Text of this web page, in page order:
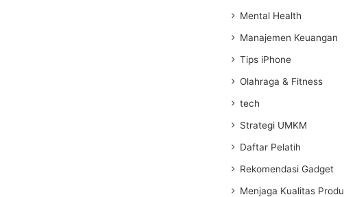
Mental Health
Manajemen Keuangan
Tips iPhone
Olahraga & Fitness
tech
Strategi UMKM
Daftar Pelatih
Rekomendasi Gadget
Menjaga Kualitas